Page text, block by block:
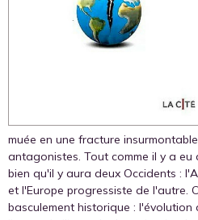
muée en une fracture
antagonistes. Tout comme il y a eu
bien qu'il y aura deux Occidents :
et l'Europe progressiste de l'autre.
basculement historique :